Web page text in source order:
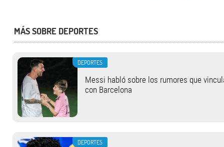
MÁS SOBRE DEPORTES
DEPORTES
Messi habló sobre los rumores que
con Barcelona
DEPORTES